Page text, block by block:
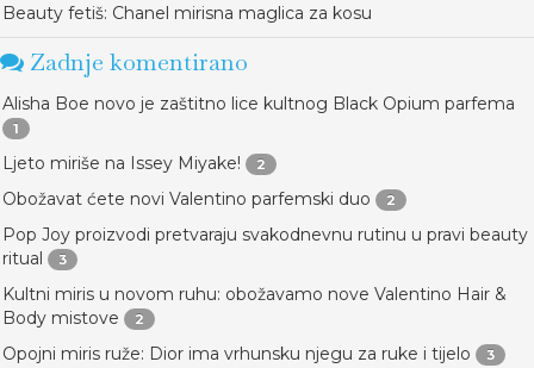
Beauty fetiš: Chanel mirisna maglica za kosu
Zadnje komentirano
Alisha Boe novo je zaštitno lice kultnog Black Opium parfema
1
Ljeto miriše na Issey Miyake! 2
Obožavat ćete novi Valentino parfemski duo 2
Pop Joy proizvodi pretvaraju svakodnevnu rutinu u pravi beauty
ritual
3
Kultni miris u novom ruhu: obožavamo nove Valentino Hair &
Body mistove
2
Opojni miris ruže: Dior ima vrhunsku njegu za ruke i tijelo 3